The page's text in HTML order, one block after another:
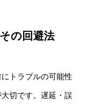
の回避法
トラブルの可能性
切です。遅延・誤